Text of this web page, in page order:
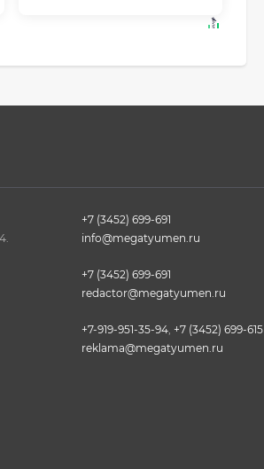
+7 (3452) 699-691
info@megatyumen.ru
+7 (3452) 699-691
redactor@megatyumen.ru
+7-919-951-35-94, +7 (3452) 699-615
reklama@megatyumen.ru